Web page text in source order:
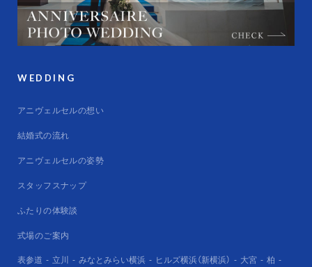
WEDDING
アニヴェルセルの想い
結婚式の流れ
アニヴェルセルの姿勢
スタッフスナップ
ふたりの体験談
式場のご案内
表参道
立川 みなとみらい横浜 ヒルズ横浜（新横浜） 大宮
柏